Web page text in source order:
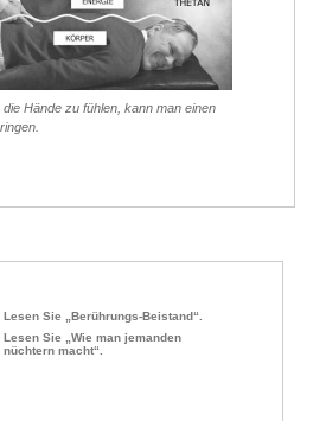
Hände zu fühlen, kann man einen
Lesen Sie „Berührungs-Beistand“.
Lesen Sie „Wie man jemanden
nüchtern macht“.